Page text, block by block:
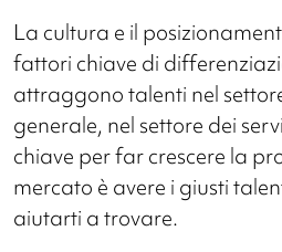
La cultura e il
fattori chiave di
attraggono talenti nel
generale, nel settore dei
chiave per far crescere la
mercato è avere i giusti
aiutarti a trovare.